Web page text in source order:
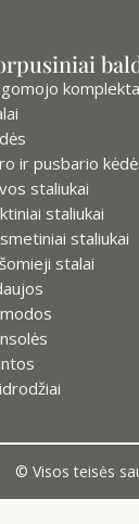
ir pusbario
staliukai
staliukai
staliukai
stalai
© Visos teisės